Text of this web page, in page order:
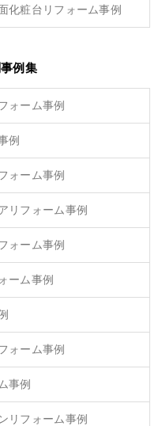
化粧台リフォーム事例
例集
ォーム事例
例
ォーム事例
リフォーム事例
ォーム事例
ーム事例
ォーム事例
事例
リフォーム事例